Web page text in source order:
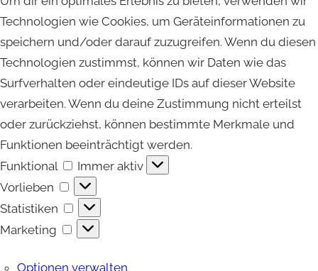
Technologien wie Cookies, um Geräteinformationen zu
speichern und/oder darauf zuzugreifen. Wenn du diesen
Technologien zustimmst, können wir Daten wie das
Surfverhalten oder eindeutige IDs auf dieser Website
verarbeiten. Wenn du deine Zustimmung nicht erteilst
oder zurückziehst, können bestimmte Merkmale und
Funktionen beeinträchtigt werden.
Funktional
Funktional
Immer aktiv
Vorlieben
Vorlieben
Statistiken
Statistiken
Marketing
Marketing
Optionen verwalten